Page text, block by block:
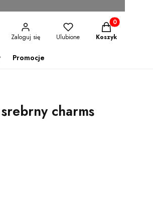
Zaloguj się Ulubione
Produkty w
Koszyk
Promocje
charms